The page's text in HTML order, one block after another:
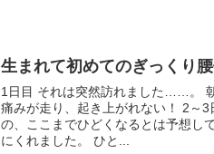
生まれて初めてのぎっくり
1日目 それは突然訪れました……。 朝起きようとしたら、腰に激しい
痛みが走り、起き上がれない！ 2～3日前から腰に違和感はあったもの
の、ここまでひどくなるとは予想
にくれました。 ひと...